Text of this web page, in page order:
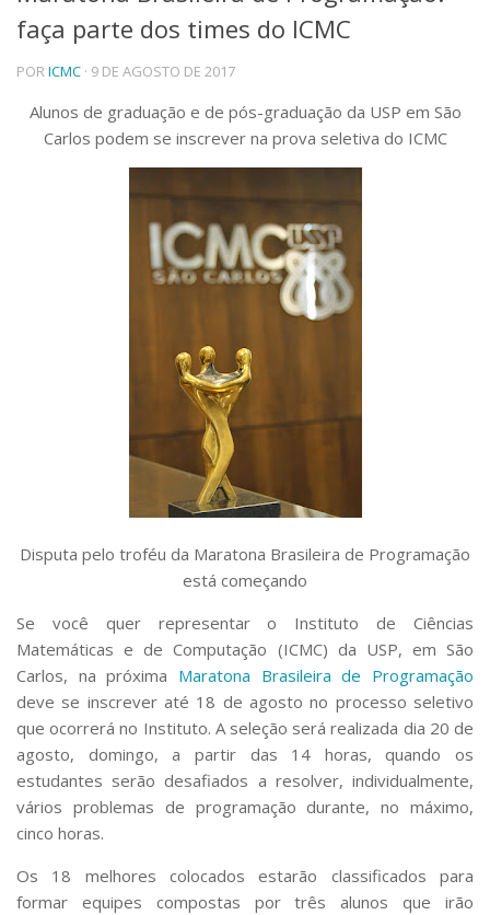
Telefones e Mapas
Pessoas
Ensino
Graduação
Pós-Graduação
Educação a distância
Linhas de Pesquisa
Centros, Núcleos e Projetos em Rede
Pós-doutorado
Empresas Juniores
Extensão à Comunidade
Projetos, Programas e Cursos
Artes, Cultura e Esportes
Museus e Espaços Interativos
Apoio ao Estudante
Segurança, Trânsito e Prevenção
Outros serviços
Comunicação
Assessorias e Mídias
Aplicativos e Sites
Jornal da USP
Agenda de Eventos
Defesa de Teses
faça parte dos times do ICMC
PORICMC · 9 DE AGOSTO DE 2017
Alunos de graduação e de pós-graduação da USP em São
Carlos podem se inscrever na prova seletiva do ICMC
Disputa pelo troféu da Maratona Brasileira de Programação
está começando
Se você quer representar o Instituto de Ciências
Matemáticas e de Computação (ICMC) da USP, em São
Carlos, na próxima Maratona Brasileira de Programação
deve se inscrever até 18 de agosto no processo seletivo
que ocorrerá no Instituto. A seleção será realizada dia 20 de
agosto, domingo, a partir das 14 horas, quando os
estudantes serão desafiados a resolver, individualmente,
vários problemas de programação durante, no máximo,
cinco horas.
Os 18 melhores colocados estarão classificados para
formar equipes compostas por três alunos que irão